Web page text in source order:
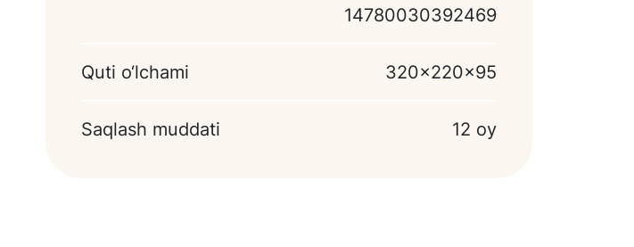
14780030392469
Quti o‘lchami 320x220x95
Saqlash muddati 12 oy